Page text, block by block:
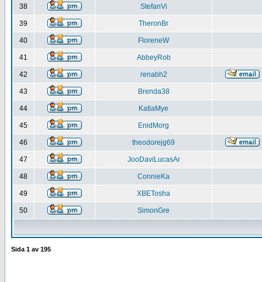
38 StefanVi
39 TheronBr
40 FloreneW
41 AbbeyRob
42 renabh2
43 Brenda38
44 KatiaMye
45 EnidMorg
46 theodorejg69
47 JooDaviLucasAr
48 ConnieKa
49 XBETosha
50 SimonGre
Sida 1 av 195